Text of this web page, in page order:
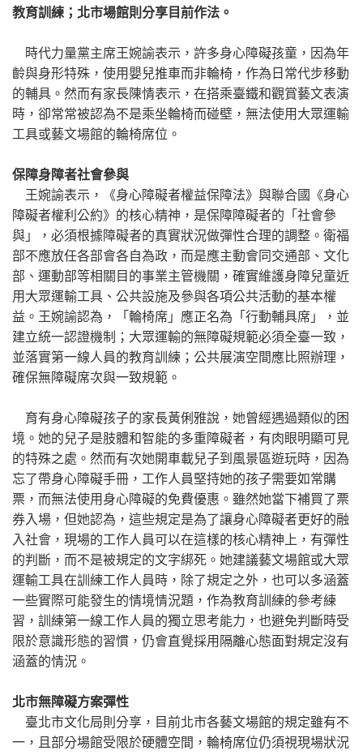
教育訓練；北市場館則分享目前作法。
時代力量黨主席王婉諭表示，許多身心障礙孩童，因為年
齡與身形特殊，使用嬰兒推車而非輪椅，作為日常代步移動
的輔具。然而有家長陳情表示，在搭乘臺鐵和觀賞藝文表演
時，卻常常被認為不是乘坐輪椅而碰壁，無法使用大眾運輸
工具或藝文場館的輪椅席位。
保障身障者社會參與
王婉諭表示，《身心障礙者權益保障法》與聯合國《身心
障礙者權利公約》的核心精神，是保障障礙者的「社會參
與」，必須根據障礙者的真實狀況做彈性合理的調整。衛福
部不應放任各部會各自為政，而是應主動會同交通部、文化
部、運動部等相關目的事業主管機關，確實維護身障兒童近
用大眾運輸工具、公共設施及參與各項公共活動的基本權
益。王婉諭認為，「輪椅席」應正名為「行動輔具席」，並
建立統一認證機制；大眾運輸的無障礙規範必須全臺一致，
並落實第一線人員的教育訓練；公共展演空間應比照辦理，
確保無障礙席次與一致規範。
育有身心障礙孩子的家長黃俐雅說，她曾經遇過類似的困
境。她的兒子是肢體和智能的多重障礙者，有肉眼明顯可見
的特殊之處。然而有次她開車載兒子到風景區遊玩時，因為
忘了帶身心障礙手冊，工作人員堅持她的孩子需要如常購
票，而無法使用身心障礙的免費優惠。雖然她當下補買了票
券入場，但她認為，這些規定是為了讓身心障礙者更好的融
入社會，現場的工作人員可以在這樣的核心精神上，有彈性
的判斷，而不是被規定的文字綁死。她建議藝文場館或大眾
運輸工具在訓練工作人員時，除了規定之外，也可以多涵蓋
一些實際可能發生的情境情況題，作為教育訓練的參考練
習，訓練第一線工作人員的獨立思考能力，也避免判斷時受
限於意識形態的習慣，仍會直覺採用隔離心態面對規定沒有
涵蓋的情況。
北市無障礙方案彈性
臺北市文化局則分享，目前北市各藝文場館的規定雖有不
一，且部分場館受限於硬體空間，輪椅席位仍須視現場狀況